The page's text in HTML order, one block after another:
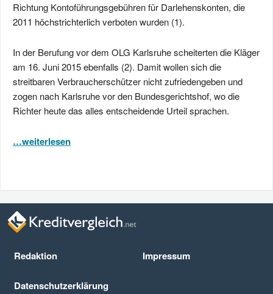
Richtung Kontoführungsgebühren für Darlehenskonten, die
2011 höchstrichterlich verboten wurden (1).
In der Berufung vor dem OLG Karlsruhe scheiterten die Kläger
am 16. Juni 2015 ebenfalls (2). Damit wollen sich die
streitbaren Verbraucherschützer nicht zufriedengeben und
zogen nach Karlsruhe vor den Bundesgerichtshof, wo die
Richter heute das alles entscheidende Urteil sprachen.
…weiterlesen
Redaktion Impressum
Datenschutz­erklärung